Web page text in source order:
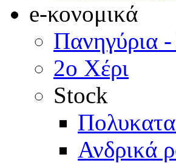
e-κονομικά
Πανηγύρια
2ο Χέρι
Stock
Ανδρικά